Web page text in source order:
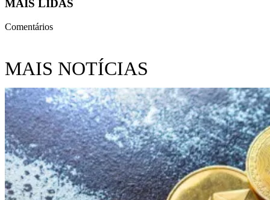
MAIS LIDAS
Comentários
MAIS NOTÍCIAS